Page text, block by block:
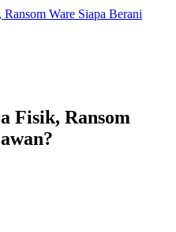
Ware Siapa Berani
Fisik, Ransom